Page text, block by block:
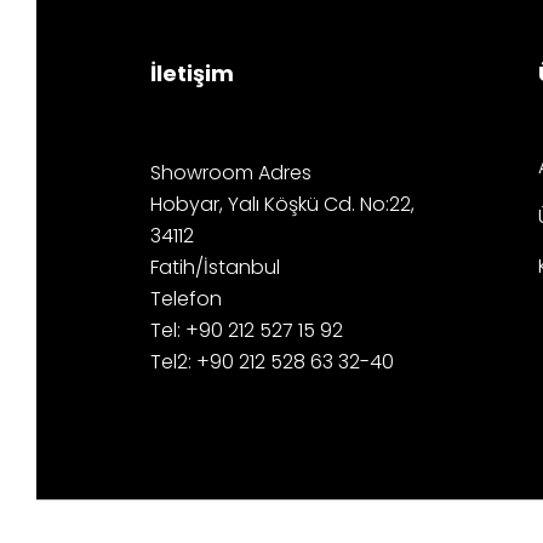
İletişim
Showroom Adres
Hobyar, Yalı Köşkü Cd. No:22,
34112
Fatih/İstanbul
Telefon
Tel: +90 212 527 15 92
Tel2: +90 212 528 63 32-40